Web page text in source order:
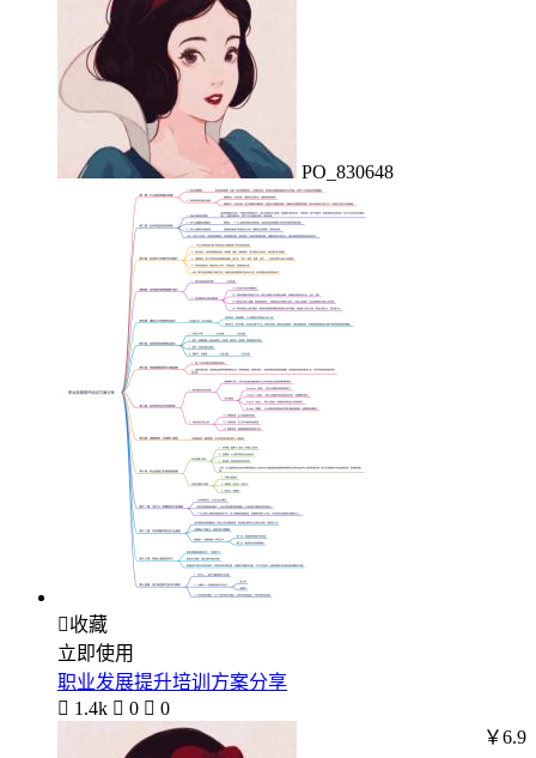
PO_830648
收藏
立即使用
职业发展提升培训方案分享
 1.4k  0  0
￥6.9